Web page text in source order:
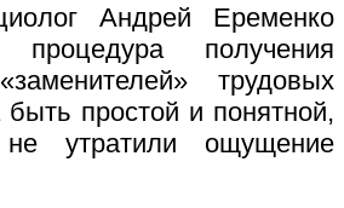
Андрей Еременко
процедура получения
трудовых
простой и понятной,
утратили ощущение